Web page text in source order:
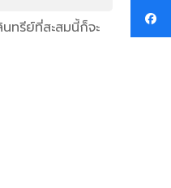
ทรีย์ที่สะสมนี้ก็จะ